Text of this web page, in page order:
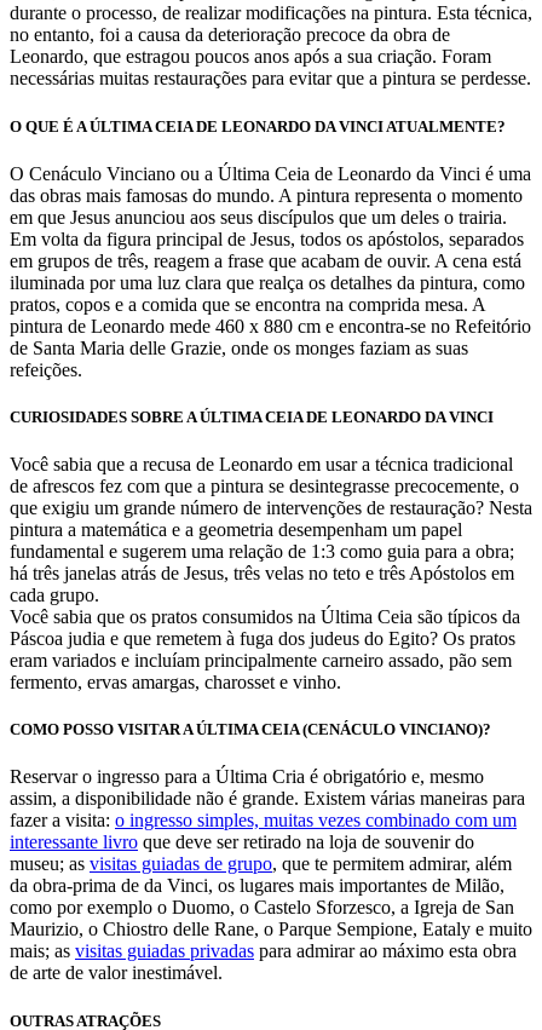
durante o processo, de realizar modificações na pintura. Esta técnica,
no entanto, foi a causa da deterioração precoce da obra de
Leonardo, que estragou poucos anos após a sua criação. Foram
necessárias muitas restaurações para evitar que a pintura se perdesse.
O QUE É A ÚLTIMA CEIA DE LEONARDO DA VINCI ATUALMENTE?
O Cenáculo Vinciano ou a Última Ceia de Leonardo da Vinci é uma
das obras mais famosas do mundo. A pintura representa o momento
em que Jesus anunciou aos seus discípulos que um deles o trairia.
Em volta da figura principal de Jesus, todos os apóstolos, separados
em grupos de três, reagem a frase que acabam de ouvir. A cena está
iluminada por uma luz clara que realça os detalhes da pintura, como
pratos, copos e a comida que se encontra na comprida mesa. A
pintura de Leonardo mede 460 x 880 cm e encontra-se no Refeitório
de Santa Maria delle Grazie, onde os monges faziam as suas
refeições.
CURIOSIDADES SOBRE A ÚLTIMA CEIA DE LEONARDO DA VINCI
Você sabia que a recusa de Leonardo em usar a técnica tradicional
de afrescos fez com que a pintura se desintegrasse precocemente, o
que exigiu um grande número de intervenções de restauração? Nesta
pintura a matemática e a geometria desempenham um papel
fundamental e sugerem uma relação de 1:3 como guia para a obra;
há três janelas atrás de Jesus, três velas no teto e três Apóstolos em
cada grupo.
Você sabia que os pratos consumidos na Última Ceia são típicos da
Páscoa judia e que remetem à fuga dos judeus do Egito? Os pratos
eram variados e incluíam principalmente carneiro assado, pão sem
fermento, ervas amargas, charosset e vinho.
COMO POSSO VISITAR A ÚLTIMA CEIA (CENÁCULO VINCIANO)?
Reservar o ingresso para a Última Cria é obrigatório e, mesmo
assim, a disponibilidade não é grande. Existem várias maneiras para
fazer a visita: o ingresso simples, muitas vezes combinado com um
interessante livro que deve ser retirado na loja de souvenir do
museu; as visitas guiadas de grupo, que te permitem admirar, além
da obra-prima de da Vinci, os lugares mais importantes de Milão,
como por exemplo o Duomo, o Castelo Sforzesco, a Igreja de San
Maurizio, o Chiostro delle Rane, o Parque Sempione, Eataly e muito
mais; as visitas guiadas privadas para admirar ao máximo esta obra
de arte de valor inestimável.
OUTRAS ATRAÇÕES